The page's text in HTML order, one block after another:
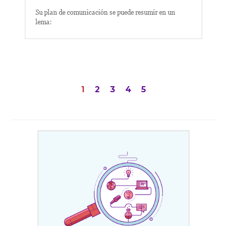
Su plan de comunicación se puede resumir en un
lema:
1 2 3 4 5